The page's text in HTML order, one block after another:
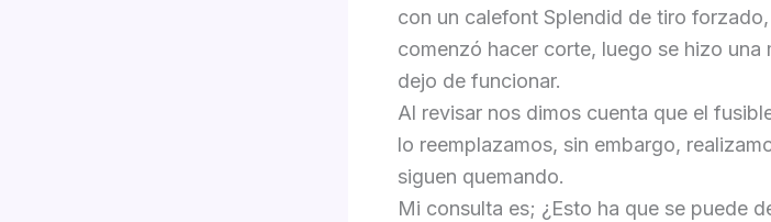
con un calefont Splendid de tiro
comenzó hacer corte, luego se hizo una
dejo de funcionar.
Al revisar nos dimos cuenta que el
lo reemplazamos, sin embargo,
siguen quemando.
Mi consulta es; ¿Esto ha que se puede